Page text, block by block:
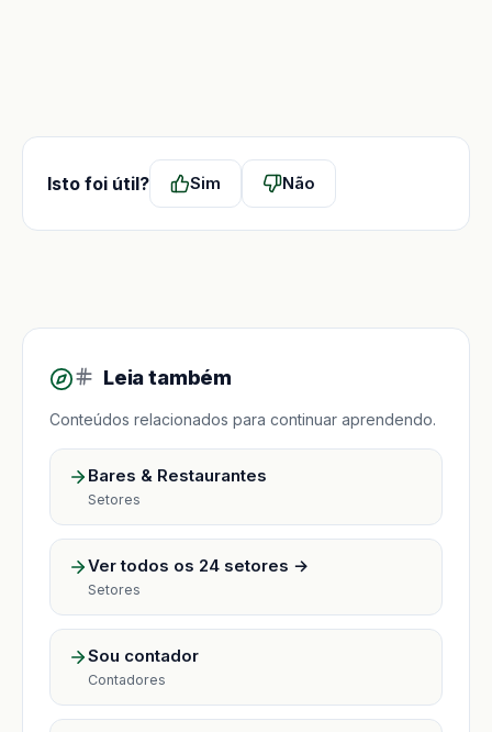
Isto foi útil? Sim Não
Leia também
Conteúdos relacionados para continuar aprendendo.
Bares & Restaurantes
Setores
Ver todos os 24 setores →
Setores
Sou contador
Contadores